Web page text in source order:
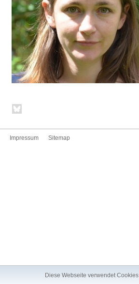
Diese Webseite verwendet Cookies
Impressum Sitemap